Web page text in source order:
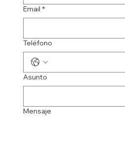
Email *
Teléfono
Asunto
Mensaje